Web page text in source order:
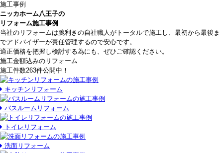
施工事例
ニッカホーム八王子の
リフォーム施工事例
当社のリフォームは腕利きの自社職人がトータルで施工し、最初から最後ま
でアドバイザーが責任管理するので安心です。
適正価格を把握し検討する為にも、ぜひご確認ください。
施工金額込みのリフォーム
施工件数263件公開中！
キッチンリフォーム
バスルームリフォーム
トイレリフォーム
洗面リフォーム